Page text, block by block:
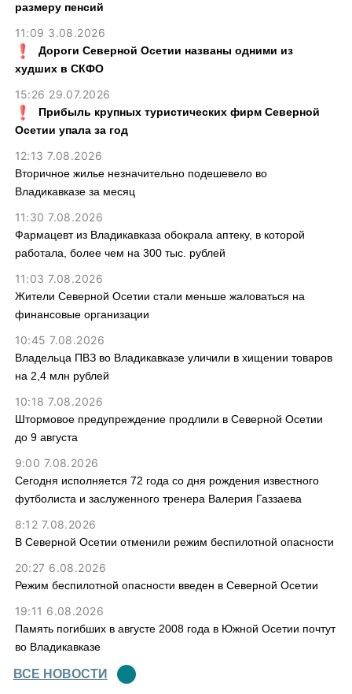
размеру пенсий
11:09 3.08.2026
Дороги Северной Осетии названы одними из
худших в СКФО
15:26 29.07.2026
Прибыль крупных туристических фирм Северной
Осетии упала за год
12:13 7.08.2026
Вторичное жилье незначительно подешевело во
Владикавказе за месяц
11:30 7.08.2026
Фармацевт из Владикавказа обокрала аптеку, в которой
работала, более чем на 300 тыс. рублей
11:03 7.08.2026
Жители Северной Осетии стали меньше жаловаться на
финансовые организации
10:45 7.08.2026
Владельца ПВЗ во Владикавказе уличили в хищении товаров
на 2,4 млн рублей
10:18 7.08.2026
Штормовое предупреждение продлили в Северной Осетии
до 9 августа
9:00 7.08.2026
Сегодня исполняется 72 года со дня рождения известного
футболиста и заслуженного тренера Валерия Газзаева
8:12 7.08.2026
В Северной Осетии отменили режим беспилотной опасности
20:27 6.08.2026
Режим беспилотной опасности введен в Северной Осетии
19:11 6.08.2026
Память погибших в августе 2008 года в Южной Осетии почтут
во Владикавказе
ВСЕ НОВОСТИ